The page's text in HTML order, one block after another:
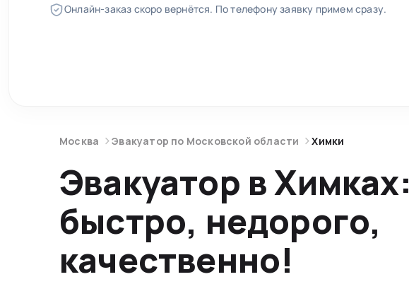
Онлайн-заказ скоро вернётся. По телефону заявку примем сразу.
Москва Эвакуатор по Московской области Химки
Эвакуатор в Химках:
быстро, недорого,
качественно!